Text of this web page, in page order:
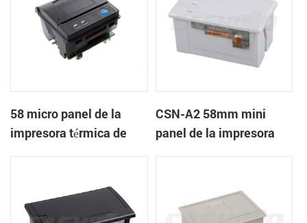
58 micro panel de la
impresora térmica de
CSN-A2 58mm mini
panel de la impresora